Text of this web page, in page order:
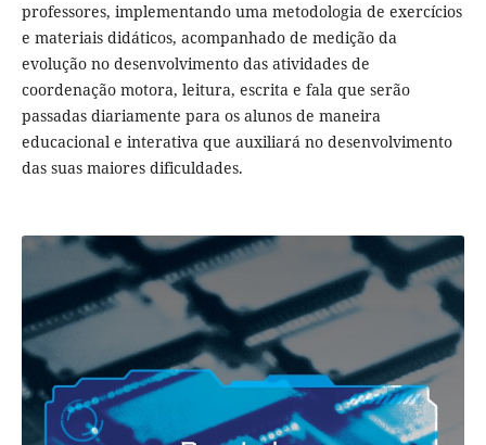
professores, implementando uma metodologia de exercícios
e materiais didáticos, acompanhado de medição da
evolução no desenvolvimento das atividades de
coordenação motora, leitura, escrita e fala que serão
passadas diariamente para os alunos de maneira
educacional e interativa que auxiliará no desenvolvimento
das suas maiores dificuldades.